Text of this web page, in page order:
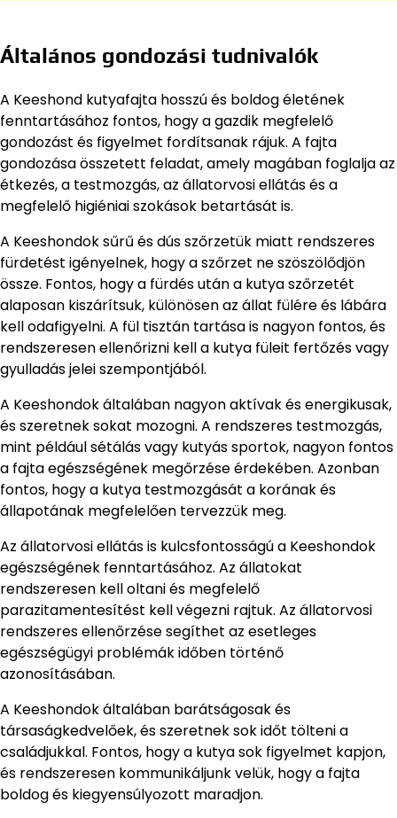
Általános gondozási tudnivalók
A Keeshond kutyafajta hosszú és boldog életének
fenntartásához fontos, hogy a gazdik megfelelő
gondozást és figyelmet fordítsanak rájuk. A fajta
gondozása összetett feladat, amely magában foglalja az
étkezés, a testmozgás, az állatorvosi ellátás és a
megfelelő higiéniai szokások betartását is.
A Keeshondok sűrű és dús szőrzetük miatt rendszeres
fürdetést igényelnek, hogy a szőrzet ne szöszölődjön
össze. Fontos, hogy a fürdés után a kutya szőrzetét
alaposan kiszárítsuk, különösen az állat fülére és lábára
kell odafigyelni. A fül tisztán tartása is nagyon fontos, és
rendszeresen ellenőrizni kell a kutya füleit fertőzés vagy
gyulladás jelei szempontjából.
A Keeshondok általában nagyon aktívak és energikusak,
és szeretnek sokat mozogni. A rendszeres testmozgás,
mint például sétálás vagy kutyás sportok, nagyon fontos
a fajta egészségének megőrzése érdekében. Azonban
fontos, hogy a kutya testmozgását a korának és
állapotának megfelelően tervezzük meg.
Az állatorvosi ellátás is kulcsfontosságú a Keeshondok
egészségének fenntartásához. Az állatokat
rendszeresen kell oltani és megfelelő
parazitamentesítést kell végezni rajtuk. Az állatorvosi
rendszeres ellenőrzése segíthet az esetleges
egészségügyi problémák időben történő
azonosításában.
A Keeshondok általában barátságosak és
társaságkedvelőek, és szeretnek sok időt tölteni a
családjukkal. Fontos, hogy a kutya sok figyelmet kapjon,
és rendszeresen kommunikáljunk velük, hogy a fajta
boldog és kiegyensúlyozott maradjon.